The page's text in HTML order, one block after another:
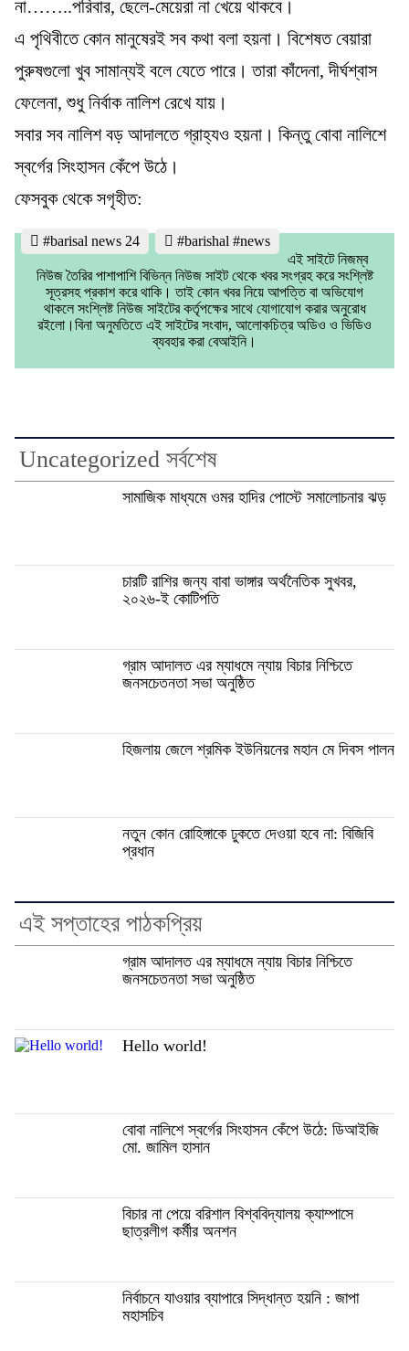
না……..পরিবার, ছেলে-মেয়েরা না খেয়ে থাকবে।
এ পৃথিবীতে কোন মানুষেরই সব কথা বলা হয়না। বিশেষত বেয়ারা
পুরুষগুলো খুব সামান্যই বলে যেতে পারে। তারা কাঁদেনা, দীর্ঘশ্বাস
ফেলেনা, শুধু নির্বাক নালিশ রেখে যায়।
সবার সব নালিশ বড় আদালতে গ্রাহ্যও হয়না। কিন্তু বোবা নালিশে
স্বর্গের সিংহাসন কেঁপে উঠে।
ফেসবুক থেকে সগৃহীত:
#barisal news 24
#barishal #news
এই সাইটে নিজম্ব
নিউজ তৈরির পাশাপাশি বিভিন্ন নিউজ সাইট থেকে খবর সংগ্রহ করে সংশ্লিষ্ট
সূত্রসহ প্রকাশ করে থাকি। তাই কোন খবর নিয়ে আপত্তি বা অভিযোগ
থাকলে সংশ্লিষ্ট নিউজ সাইটের কর্তৃপক্ষের সাথে যোগাযোগ করার অনুরোধ
রইলো।বিনা অনুমতিতে এই সাইটের সংবাদ, আলোকচিত্র অডিও ও ভিডিও
ব্যবহার করা বেআইনি।
Uncategorized সর্বশেষ
সামাজিক মাধ্যমে ওমর হাদির পোস্টে সমালোচনার ঝড়
চারটি রাশির জন্য বাবা ভাঙ্গার অর্থনৈতিক সুখবর,
২০২৬-ই কোটিপতি
গ্রাম আদালত এর ম্যাধমে ন্যায় বিচার নিশ্চিতে
জনসচেতনতা সভা অনুষ্ঠিত
হিজলায় জেলে শ্রমিক ইউনিয়নের মহান মে দিবস পালন
নতুন কোন রোহিঙ্গাকে ঢুকতে দেওয়া হবে না: বিজিবি
প্রধান
এই সপ্তাহের পাঠকপ্রিয়
গ্রাম আদালত এর ম্যাধমে ন্যায় বিচার নিশ্চিতে
জনসচেতনতা সভা অনুষ্ঠিত
Hello world!
বোবা নালিশে স্বর্গের সিংহাসন কেঁপে উঠে: ডিআইজি
মো. জামিল হাসান
বিচার না পেয়ে বরিশাল বিশ্ববিদ্যালয় ক্যাম্পাসে
ছাত্রলীগ কর্মীর অনশন
নির্বাচনে যাওয়ার ব্যাপারে সিদ্ধান্ত হয়নি : জাপা
মহাসচিব